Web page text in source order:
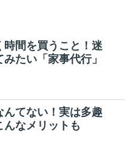
時間を買うこと！迷
たい「家事代行」
てない！実は多趣
なメリットも